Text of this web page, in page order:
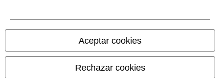
Aceptar cookies
Rechazar cookies
Tiendas EMP online